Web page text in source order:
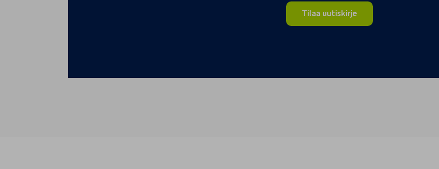
Tilaa uutiskirje